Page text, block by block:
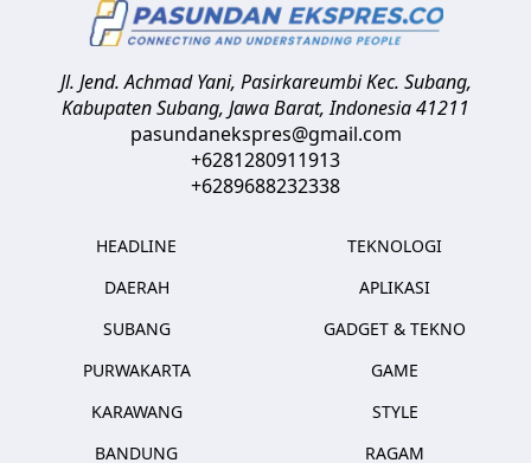
Jl. Jend. Achmad Yani, Pasirkareumbi Kec. Subang,
Kabupaten Subang, Jawa Barat,Indonesia41211
pasundanekspres@gmail.com
+6281280911913
+6289688232338
HEADLINE
DAERAH
SUBANG
PURWAKARTA
KARAWANG
BANDUNG
TEKNOLOGI
APLIKASI
GADGET & TEKNO
GAME
STYLE
RAGAM